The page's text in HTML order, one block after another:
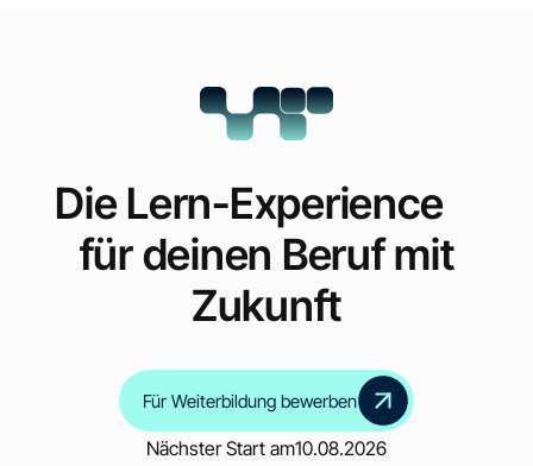
Die Lern-Experience
für deinen Beruf mit
Zukunft
Für Weiterbildung bewerben
Nächster Start am10.08.2026